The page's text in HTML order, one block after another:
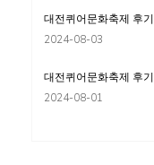
대전퀴어문화축제 후기
2024-08-03
대전퀴어문화축제 후기
2024-08-01